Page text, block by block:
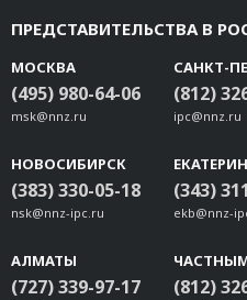
ПРЕДСТАВИТЕЛЬСТВА В
МОСКВА
(495) 980-64-06
msk@nnz.ru
САНКТ-
(812)
ipc@nnz.ru
НОВОСИБИРСК
(383) 330-05-18
nsk@nnz-ipc.ru
(343)
ekb@nnz-
АЛМАТЫ
(727) 339-97-17 (812)